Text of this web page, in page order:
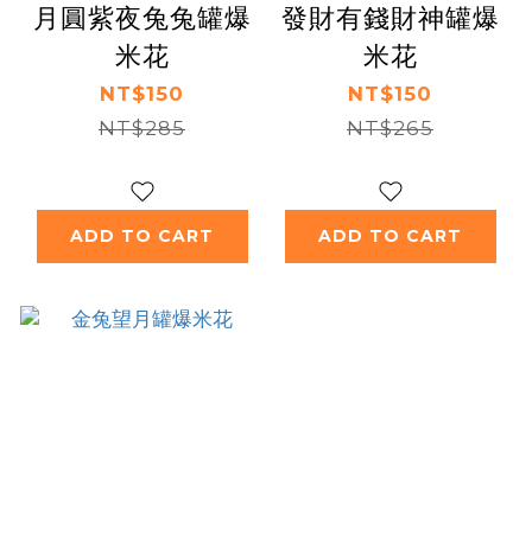
月圓紫夜兔兔罐爆
米花
NT$150
NT$285
ADD TO CART
發財有錢財神罐爆
米花
NT$150
NT$265
ADD TO CART